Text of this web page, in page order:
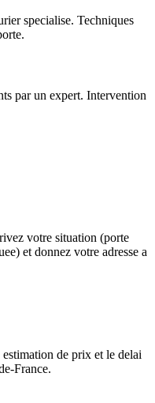
specialise. Techniques
par un expert. Intervention
votre situation (porte
et donnez votre adresse a
de prix et le delai
France.